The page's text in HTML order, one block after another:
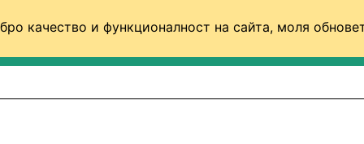
качество и функционалност на сайта, моля